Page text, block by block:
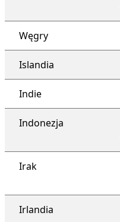
Węgry
Islandia
Indie
Indonezja
Irak
Irlandia